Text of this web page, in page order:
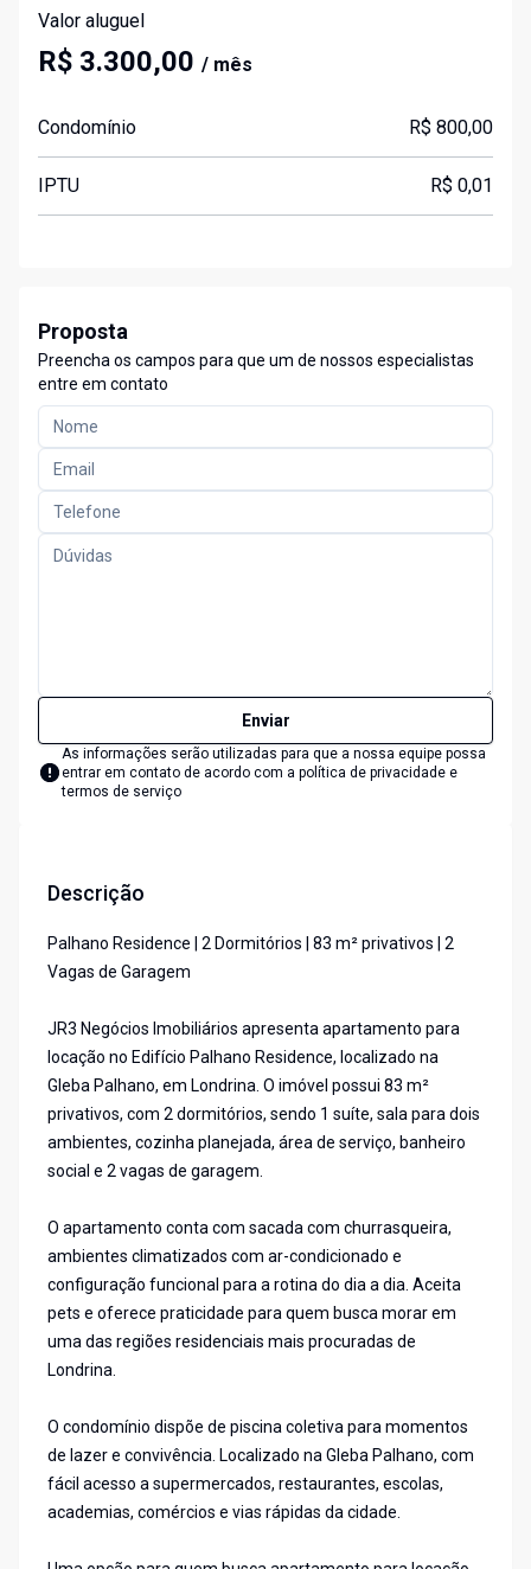
Valor aluguel
R$ 3.300,00 / mês
Condomínio R$ 800,00
IPTU R$ 0,01
Proposta
Preencha os campos para que um de nossos especialistas
entre em contato
Enviar
As informações serão utilizadas para que a nossa equipe possa
entrar em contato de acordo com a política de privacidade e
termos de serviço
Descrição
Palhano Residence | 2 Dormitórios | 83 m² privativos | 2
Vagas de Garagem
JR3 Negócios Imobiliários apresenta apartamento para
locação no Edifício Palhano Residence, localizado na
Gleba Palhano, em Londrina. O imóvel possui 83 m²
privativos, com 2 dormitórios, sendo 1 suíte, sala para dois
ambientes, cozinha planejada, área de serviço, banheiro
social e 2 vagas de garagem.
O apartamento conta com sacada com churrasqueira,
ambientes climatizados com ar-condicionado e
configuração funcional para a rotina do dia a dia. Aceita
pets e oferece praticidade para quem busca morar em
uma das regiões residenciais mais procuradas de
Londrina.
O condomínio dispõe de piscina coletiva para momentos
de lazer e convivência. Localizado na Gleba Palhano, com
fácil acesso a supermercados, restaurantes, escolas,
academias, comércios e vias rápidas da cidade.